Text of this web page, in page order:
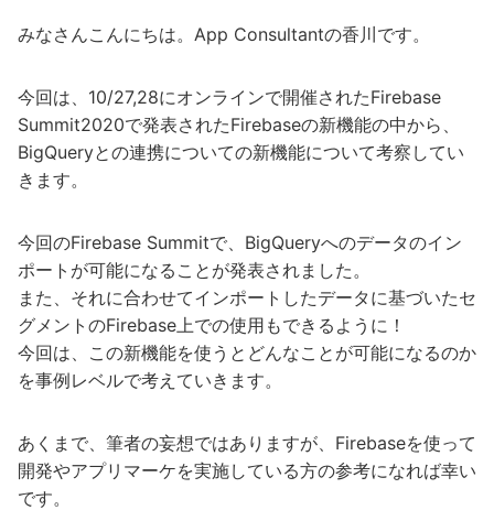
みなさんこんにちは。App Consultantの香川です。
今回は、10/27,28にオンラインで開催されたFirebase
Summit2020で発表されたFirebaseの新機能の中から、
BigQueryとの連携についての新機能について考察してい
きます。
今回のFirebase Summitで、BigQueryへのデータのイン
ポートが可能になることが発表されました。
また、それに合わせてインポートしたデータに基づいたセ
グメントのFirebase上での使用もできるように！
今回は、この新機能を使うとどんなことが可能になるのか
を事例レベルで考えていきます。
あくまで、筆者の妄想ではありますが、Firebaseを使って
開発やアプリマーケを実施している方の参考になれば幸い
です。